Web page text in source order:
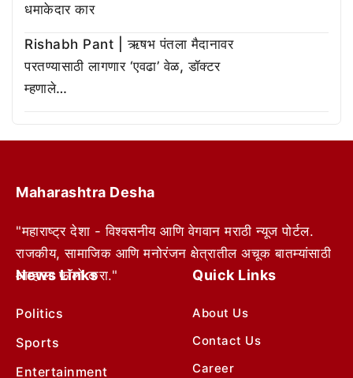
धमाकेदार कार
Rishabh Pant | ऋषभ पंतला मैदानावर
परतण्यासाठी लागणार ‘एवढा’ वेळ, डॉक्टर
म्हणाले…
Maharashtra Desha
"महाराष्ट्र देशा - विश्वसनीय आणि वेगवान मराठी न्यूज पोर्टल.
राजकीय, सामाजिक आणि मनोरंजन क्षेत्रातील अचूक बातम्यांसाठी
आम्हाला फॉलो करा."
News Links
Politics
Sports
Entertainment
Quick Links
About Us
Contact Us
Career